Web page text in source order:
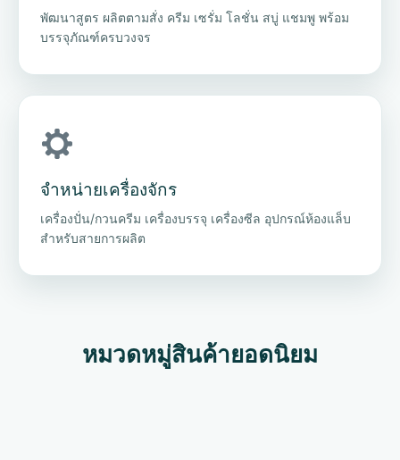
พัฒนาสูตร ผลิตตามสั่ง ครีม เซรั่ม โลชั่น สบู่ แชมพู พร้อม
บรรจุภัณฑ์ครบวงจร
จำหน่ายเครื่องจักร
เครื่องปั่น/กวนครีม เครื่องบรรจุ เครื่องซีล อุปกรณ์ห้องแล็บ
สำหรับสายการผลิต
หมวดหมู่สินค้ายอดนิยม
เคมีเครื่องสำอาง
114 รายการ
จัดเซ็ต
58 รายการ
เคมีอุตสาหกรรม
เครื่องปั่นครีม เครื่อง
maya2019.com รับ